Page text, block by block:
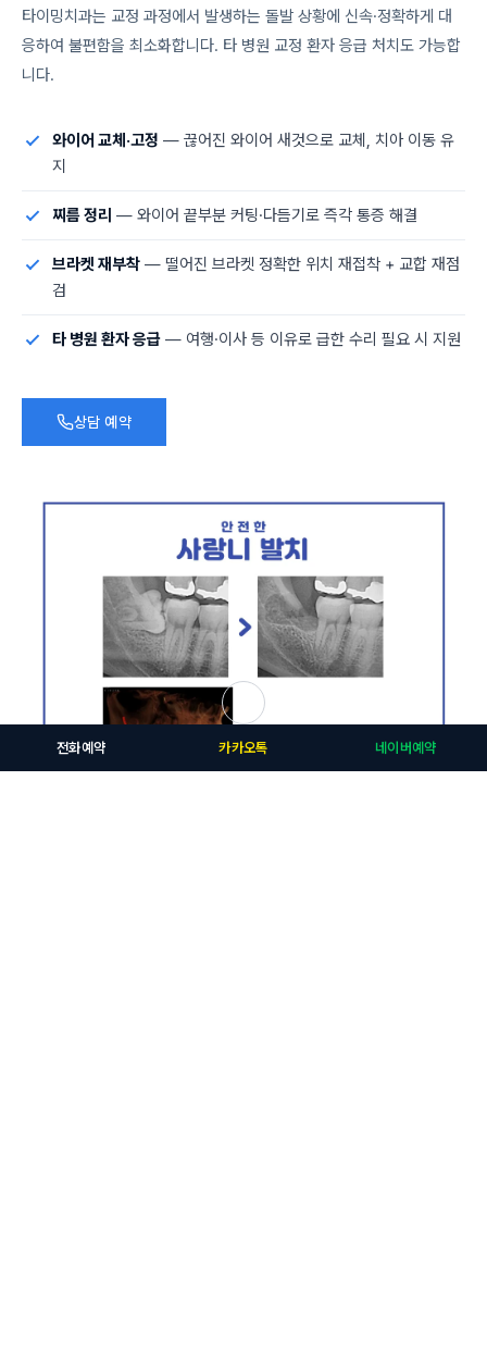
타이밍치과는 교정 과정에서 발생하는 돌발 상황에 신속·정확하게 대
응하여 불편함을 최소화합니다. 타 병원 교정 환자 응급 처치도 가능합
니다.
와이어 교체·고정 — 끊어진 와이어 새것으로 교체, 치아 이동 유
지
찌름 정리 — 와이어 끝부분 커팅·다듬기로 즉각 통증 해결
브라켓 재부착 — 떨어진 브라켓 정확한 위치 재접착 + 교합 재점
검
타 병원 환자 응급 — 여행·이사 등 이유로 급한 수리 필요 시 지원
상담 예약
전화예약 카카오톡 네이버예약